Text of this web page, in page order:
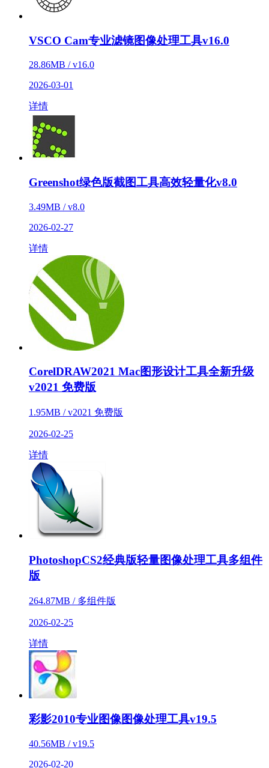
VSCO Cam专业滤镜图像处理工具v16.0
28.86MB / v16.0
2026-03-01
详情
Greenshot绿色版截图工具高效轻量化v8.0
3.49MB / v8.0
2026-02-27
详情
CorelDRAW2021 Mac图形设计工具全新升级
v2021 免费版
1.95MB / v2021 免费版
2026-02-25
详情
PhotoshopCS2经典版轻量图像处理工具多组件
版
264.87MB / 多组件版
2026-02-25
详情
彩影2010专业图像图像处理工具v19.5
40.56MB / v19.5
2026-02-20